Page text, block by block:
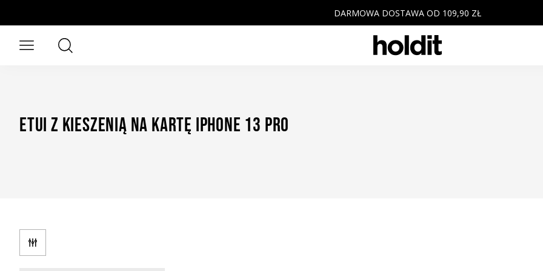
DARMOWA DOSTAWA OD 109,90 ZŁ
Otwórz menuSzukaj
Etui z kieszenią na kartę iPhone 13 Pro